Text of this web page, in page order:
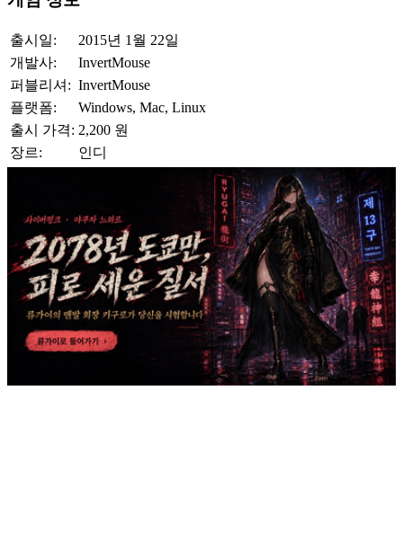
출시일:
2015년 1월 22일
개발사:
InvertMouse
퍼블리셔: InvertMouse
플랫폼:
Windows, Mac, Linux
출시 가격: 2,200 원
장르:
인디